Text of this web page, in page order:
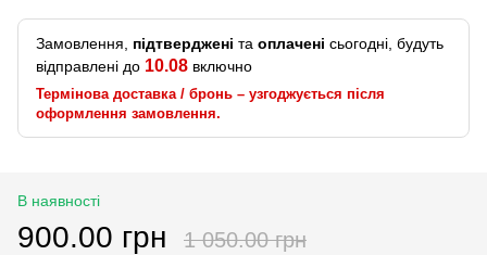
Замовлення, підтверджені та оплачені сьогодні, будуть
відправлені до 10.08 включно
Термінова доставка / бронь – узгоджується після
оформлення замовлення.
В наявності
900.00 грн 1 050.00 грн